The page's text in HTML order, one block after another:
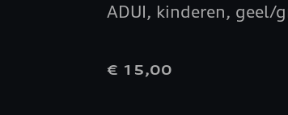
ADUI, kinderen, geel/
€ 15,00